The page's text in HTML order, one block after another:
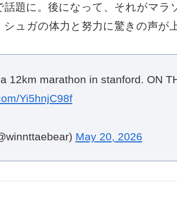
話題に。後になって、それがマラ
ュガの体力と努力に驚きの声が
12km marathon in stanford. ON
Yi5hnjC98f
May 20, 2026